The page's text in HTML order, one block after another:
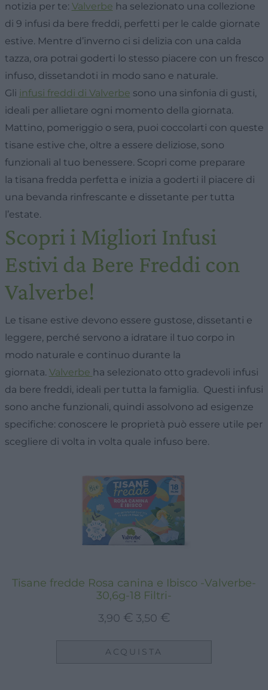
notizia per te: Valverbe ha selezionato una collezione
di 9 infusi da bere freddi, perfetti per le calde giornate
estive. Mentre d’inverno ci si delizia con una calda
tazza, ora potrai goderti lo stesso piacere con un fresco
infuso, dissetandoti in modo sano e naturale.
Gli infusi freddi di Valverbe sono una sinfonia di gusti,
ideali per allietare ogni momento della giornata.
Mattino, pomeriggio o sera, puoi coccolarti con queste
tisane estive che, oltre a essere deliziose, sono
funzionali al tuo benessere. Scopri come preparare
la tisana fredda perfetta e inizia a goderti il piacere di
una bevanda rinfrescante e dissetante per tutta
l’estate.
Scopri i Migliori Infusi
Estivi da Bere Freddi con
Valverbe!
Le tisane estive devono essere gustose, dissetanti e
leggere, perché servono a idratare il tuo corpo in
modo naturale e continuo durante la
giornata. Valverbe ha selezionato otto gradevoli infusi
da bere freddi, ideali per tutta la famiglia. Questi infusi
sono anche funzionali, quindi assolvono ad esigenze
specifiche: conoscere le proprietà può essere utile per
scegliere di volta in volta quale infuso bere.
Tisane fredde Rosa canina e Ibisco -Valverbe-
30,6g-18 Filtri-
3,90 € Il
originale
3,50 €
ACQUISTA